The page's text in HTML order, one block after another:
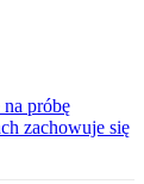
próbę
zachowuje się